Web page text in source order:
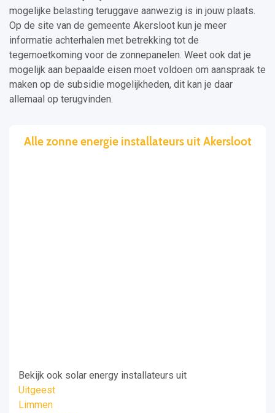
mogelijke belasting teruggave aanwezig is in jouw plaats.
Op de site van de gemeente Akersloot kun je meer
informatie achterhalen met betrekking tot de
tegemoetkoming voor de zonnepanelen. Weet ook dat je
mogelijk aan bepaalde eisen moet voldoen om aanspraak te
maken op de subsidie mogelijkheden, dit kan je daar
allemaal op terugvinden.
Alle zonne energie installateurs uit Akersloot
Bekijk ook solar energy installateurs uit
Uitgeest
Limmen